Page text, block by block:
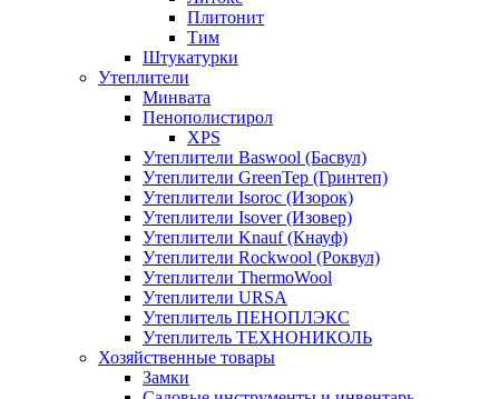
Плитонит
Тим
Штукатурки
Утеплители
Минвата
Пенополистирол
XPS
Утеплители Baswool (Басвул)
Утеплители GreenTep (Гринтеп)
Утеплители Isoroc (Изорок)
Утеплители Isover (Изовер)
Утеплители Knauf (Кнауф)
Утеплители Rockwool (Роквул)
Утеплители ThermoWool
Утеплители URSA
Утеплитель ПЕНОПЛЭКС
Утеплитель ТЕХНОНИКОЛЬ
Хозяйственные товары
Замки